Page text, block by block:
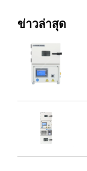
ข่าวล่าสุด